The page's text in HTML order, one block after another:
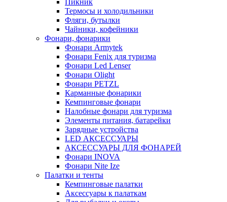
Пикник
Термосы и холодильники
Фляги, бутылки
Чайники, кофейники
Фонари, фонарики
Фонари Armytek
Фонари Fenix для туризма
Фонари Led Lenser
Фонари Olight
Фонари PETZL
Карманные фонарики
Кемпинговые фонари
Налобные фонари для туризма
Элементы питания, батарейки
Зарядные устройства
LED АКСЕССУАРЫ
АКСЕССУАРЫ ДЛЯ ФОНАРЕЙ
Фонари INOVA
Фонари Nite Ize
Палатки и тенты
Кемпинговые палатки
Аксессуары к палаткам